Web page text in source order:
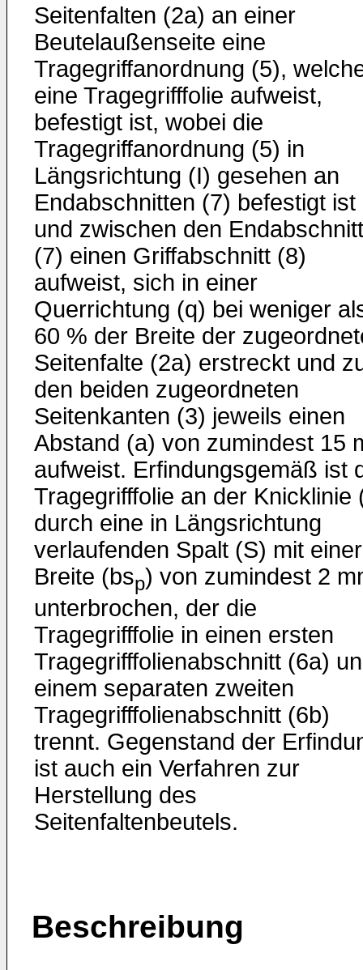
Seitenfalten (2a) an einer
Beutelaußenseite eine
Tragegriffanordnung (5),
eine Tragegrifffolie aufweist,
befestigt ist, wobei die
Tragegriffanordnung (5) in
Längsrichtung (I) gesehen an
Endabschnitten (7) befestigt ist
und zwischen den
(7) einen Griffabschnitt (8)
aufweist, sich in einer
Querrichtung (q) bei weniger
60 % der Breite der
Seitenfalte (2a) erstreckt und
den beiden zugeordneten
Seitenkanten (3) jeweils einen
Abstand (a) von zumindest 15
aufweist. Erfindungsgemäß ist
Tragegrifffolie an der Knicklinie
durch eine in Längsrichtung
verlaufenden Spalt (S) mit einer
Breite (bsp) von zumindest 2
unterbrochen, der die
Tragegrifffolie in einen ersten
Tragegrifffolienabschnitt (6a)
einem separaten zweiten
Tragegrifffolienabschnitt (6b)
trennt. Gegenstand der
ist auch ein Verfahren zur
Herstellung des
Seitenfaltenbeutels.
Beschreibung